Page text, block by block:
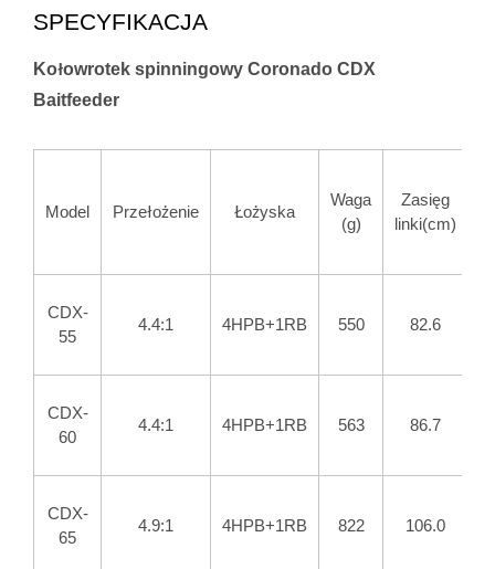
SPECYFIKACJA
Kołowrotek spinningowy Coronado CDX
Baitfeeder
Model Przełożenie Łożyska
Waga
(g)
Zasięg
linki(cm)
CDX-
55
4.4:1 4HPB+1RB 550 82.6
CDX-
60
4.4:1 4HPB+1RB 563 86.7
CDX-
65
4.9:1 4HPB+1RB 822 106.0